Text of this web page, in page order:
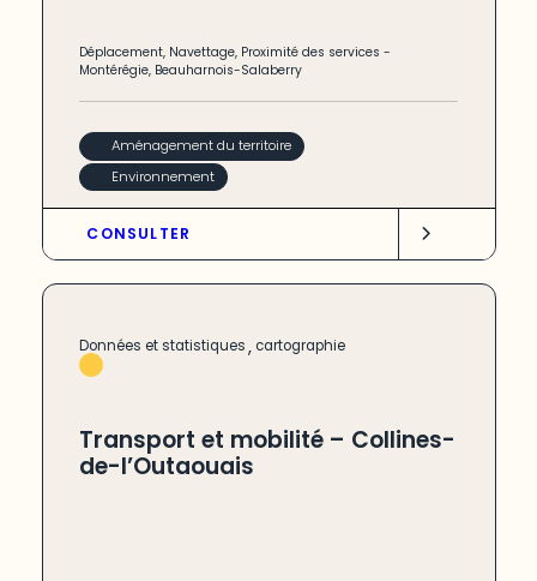
Déplacement, Navettage, Proximité des services -
Montérégie, Beauharnois-Salaberry
Aménagement du territoire
Environnement
CONSULTER
Données et statistiques, cartographie
Transport et mobilité – Collines-
de-l’Outaouais